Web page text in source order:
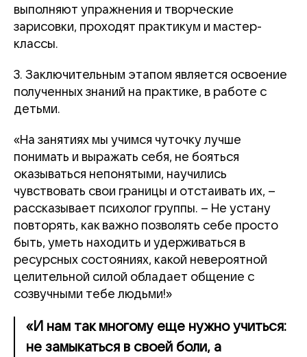
выполняют упражнения и творческие
зарисовки, проходят практикум и мастер-
классы.
3. Заключительным этапом является освоение
полученных знаний на практике, в работе с
детьми.
«На занятиях мы учимся чуточку лучше
понимать и выражать себя, не бояться
оказываться непонятыми, научились
чувствовать свои границы и отстаивать их, –
рассказывает психолог группы. – Не устану
повторять, как важно позволять себе просто
быть, уметь находить и удерживаться в
ресурсных состояниях, какой невероятной
целительной силой обладает общение с
созвучными тебе людьми!»
«И нам так многому еще нужно учиться:
не замыкаться в своей боли, а